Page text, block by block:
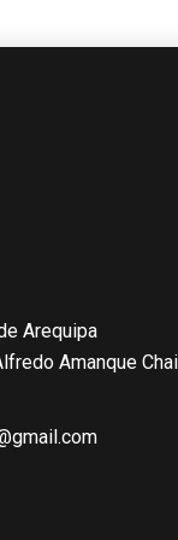
Arequipa
Amanque